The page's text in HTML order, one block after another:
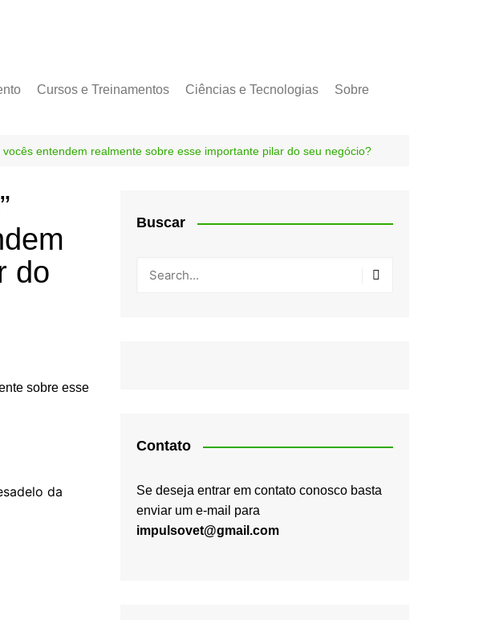
Cursos e Treinamentos Ciências e Tecnologias Sobre
entendem realmente sobre esse importante pilar do seu negócio?
do
da
Buscar
Contato
Se deseja entrar em contato conosco basta
enviar um e-mail para
impulsovet@gmail.com